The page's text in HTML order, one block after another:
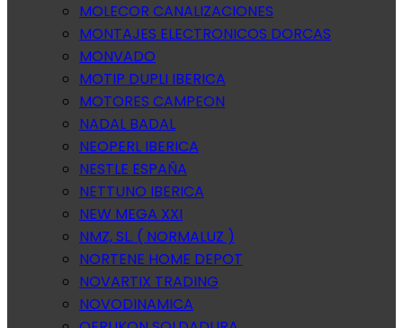
MOLECOR CANALIZACIONES
MONTAJES ELECTRONICOS DORCAS
MONVADO
MOTIP DUPLI IBERICA
MOTORES CAMPEON
NADAL BADAL
NEOPERL IBERICA
NESTLE ESPAÑA
NETTUNO IBERICA
NEW MEGA XXI
NMZ, SL. ( NORMALUZ )
NORTENE HOME DEPOT
NOVARTIX TRADING
NOVODINAMICA